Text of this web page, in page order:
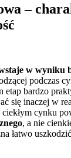
–
w wyniku
podczas
etap bardzo
się inaczej w
cynku
, a nie
łatwo